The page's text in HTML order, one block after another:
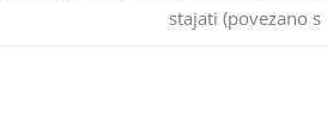
stajati (povezano s